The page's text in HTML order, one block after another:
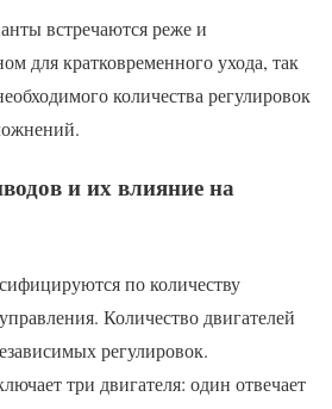
встречаются реже и
для кратковременного ухода, так
количества регулировок
и их влияние на
по количеству
Количество двигателей
регулировок.
три двигателя: один отвечает